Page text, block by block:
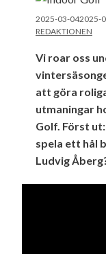
2025-03-042025-
REDAKTIONEN
Vi roar oss
att göra
utmaningar
Golf. Först
spela ett hål
Ludvig